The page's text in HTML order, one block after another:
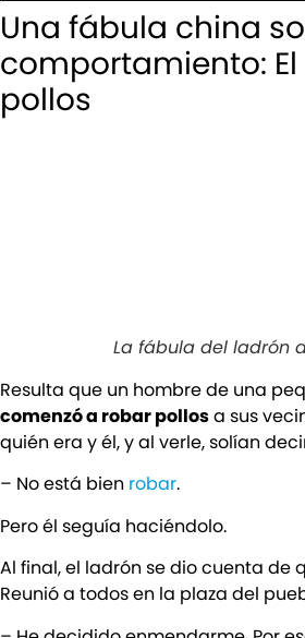
Una fábula china
comportamiento:
pollos
La fábula del ladrón
Resulta que un hombre de una
comenzó a robar pollosa sus
quién era y él, y al verle, solían
– No está bien robar.
Pero él seguía haciéndolo.
Al final, el ladrón se dio cuenta de
Reunió a todos en la plaza del